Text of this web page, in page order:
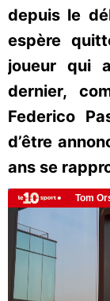
depuis le
espère
joueur qui
dernier,
Federico
d’être
ans se